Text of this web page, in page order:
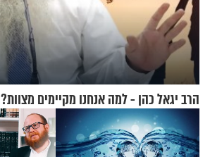
הרב יגאל כהן - למה אנחנו מקיימים מצוות?